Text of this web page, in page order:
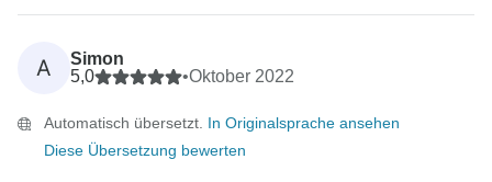
A
Simon
5,0
•Oktober 2022
Automatisch übersetzt. In Originalsprache ansehen
Diese Übersetzung bewerten